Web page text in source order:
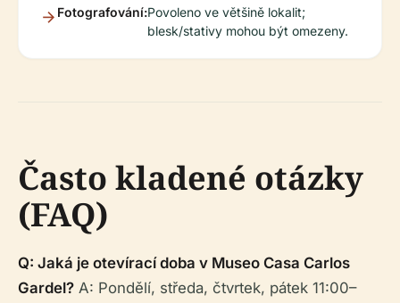
Fotografování:Povoleno ve většině lokalit;
blesk/stativy mohou být omezeny.
Často kladené otázky
(FAQ)
Q: Jaká je otevírací doba v Museo Casa Carlos
Gardel? A: Pondělí, středa, čtvrtek, pátek 11:00–